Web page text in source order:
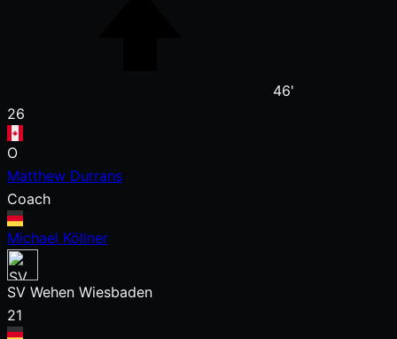
46'
26
O
Matthew Durrans
Coach
Michael Köllner
SV Wehen Wiesbaden
21